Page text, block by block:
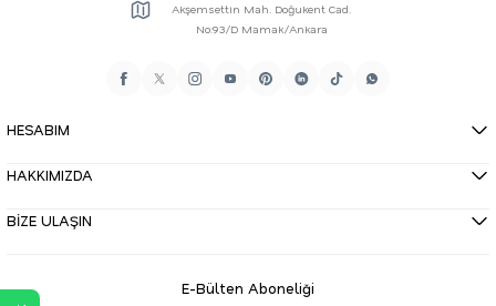
Akşemsettin Mah. Doğukent Cad.
No:93/D Mamak/Ankara
HESABIM
HAKKIMIZDA
BİZE ULAŞIN
E-Bülten Aboneliği